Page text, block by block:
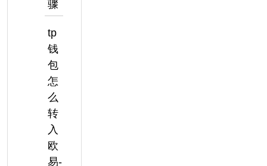
骤
tp
钱
包
怎
么
转
入
欧
易-